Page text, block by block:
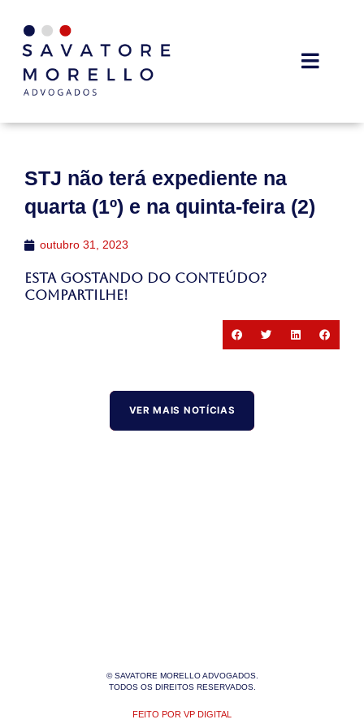
STJ não terá expediente na
quarta (1º) e na quinta-feira (2)
outubro 31, 2023
Esta gostando do conteúdo?
Compartilhe!
VER MAIS NOTÍCIAS
© SAVATORE MORELLO ADVOGADOS.
TODOS OS DIREITOS RESERVADOS.
FEITO POR VP DIGITAL